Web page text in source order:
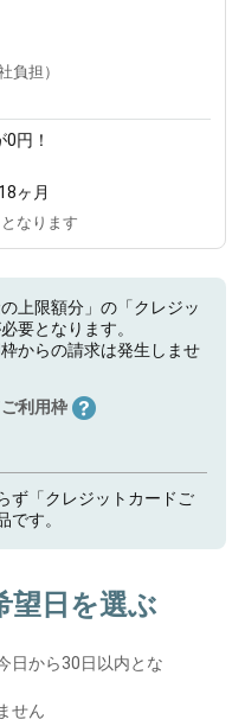
負担）
円！
18ヶ月
なります
上限額分」の「クレジッ
要となります。
からの請求は発生しませ
利用枠
ず「クレジットカードご
です。
望日を選ぶ
日から30日以内とな
せん